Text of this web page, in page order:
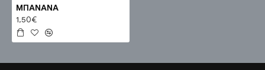
ΜΠΑΝΑΝΑ
1,50€